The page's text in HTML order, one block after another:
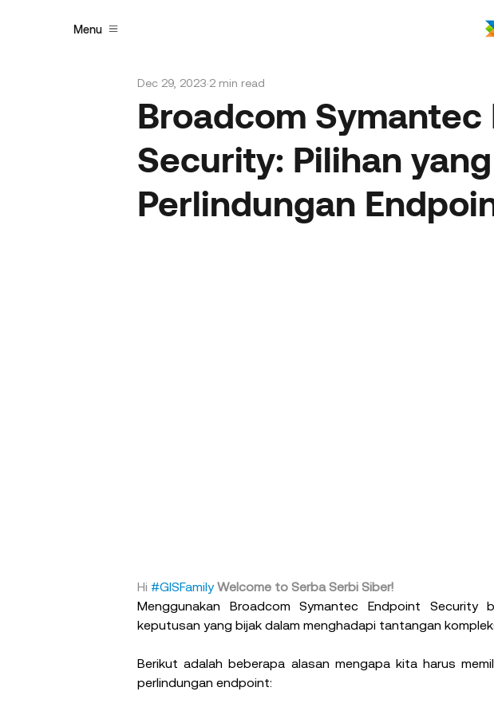
Menu
Broadcom Symantec
Security: Pilihan
Perlindungan
Dec 29, 2023 2 min read
Hi #GISFamily Welcome to Serba Serbi Siber!
Menggunakan Broadcom Symantec Endpoint Security
keputusan yang bijak dalam menghadapi tantangan
Berikut adalah beberapa alasan mengapa kita harus
perlindungan endpoint: